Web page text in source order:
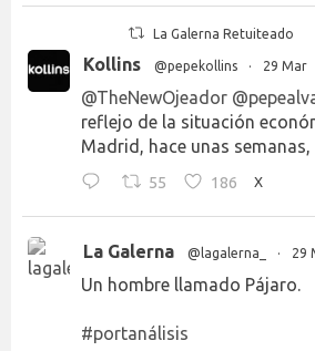
La Galerna Retuiteado
Kollins @pepekollins · 29 Mar
@TheNewOjeador
reflejo de la situación
Madrid, hace unas
55 186 X
La Galerna @lagalerna_ · 29
Un hombre llamado Pájaro.
#portanálisis